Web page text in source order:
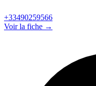
+33490259566
Voir la fiche →